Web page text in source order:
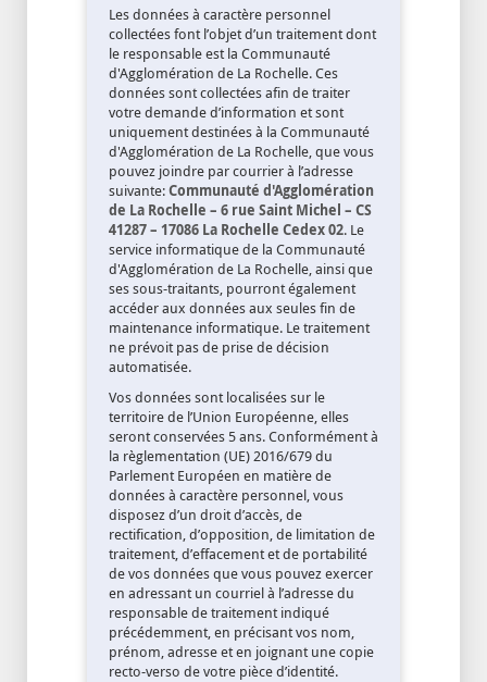
Les données à caractère personnel
collectées font l’objet d’un traitement dont
le responsable est la Communauté
d'Agglomération de La Rochelle. Ces
données sont collectées afin de traiter
votre demande d’information et sont
uniquement destinées à la Communauté
d'Agglomération de La Rochelle, que vous
pouvez joindre par courrier à l’adresse
suivante:Communauté d'Agglomération
de La Rochelle – 6 rue Saint Michel – CS
41287 – 17086 La Rochelle Cedex 02. Le
service informatique de la Communauté
d'Agglomération de La Rochelle, ainsi que
ses sous-traitants, pourront également
accéder aux données aux seules fin de
maintenance informatique. Le traitement
ne prévoit pas de prise de décision
automatisée.
Vos données sont localisées sur le
territoire de l’Union Européenne, elles
seront conservées 5 ans. Conformément à
la règlementation (UE) 2016/679 du
Parlement Européen en matière de
données à caractère personnel, vous
disposez d’un droit d’accès, de
rectification, d’opposition, de limitation de
traitement, d’effacement et de portabilité
de vos données que vous pouvez exercer
en adressant un courriel à l’adresse du
responsable de traitement indiqué
précédemment, en précisant vos nom,
prénom, adresse et en joignant une copie
recto-verso de votre pièce d’identité.